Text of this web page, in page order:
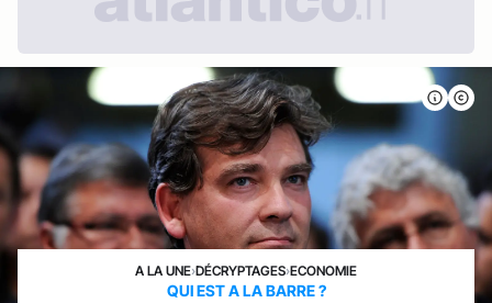
A LA UNE›DÉCRYPTAGES›ECONOMIE
QUI EST A LA BARRE ?